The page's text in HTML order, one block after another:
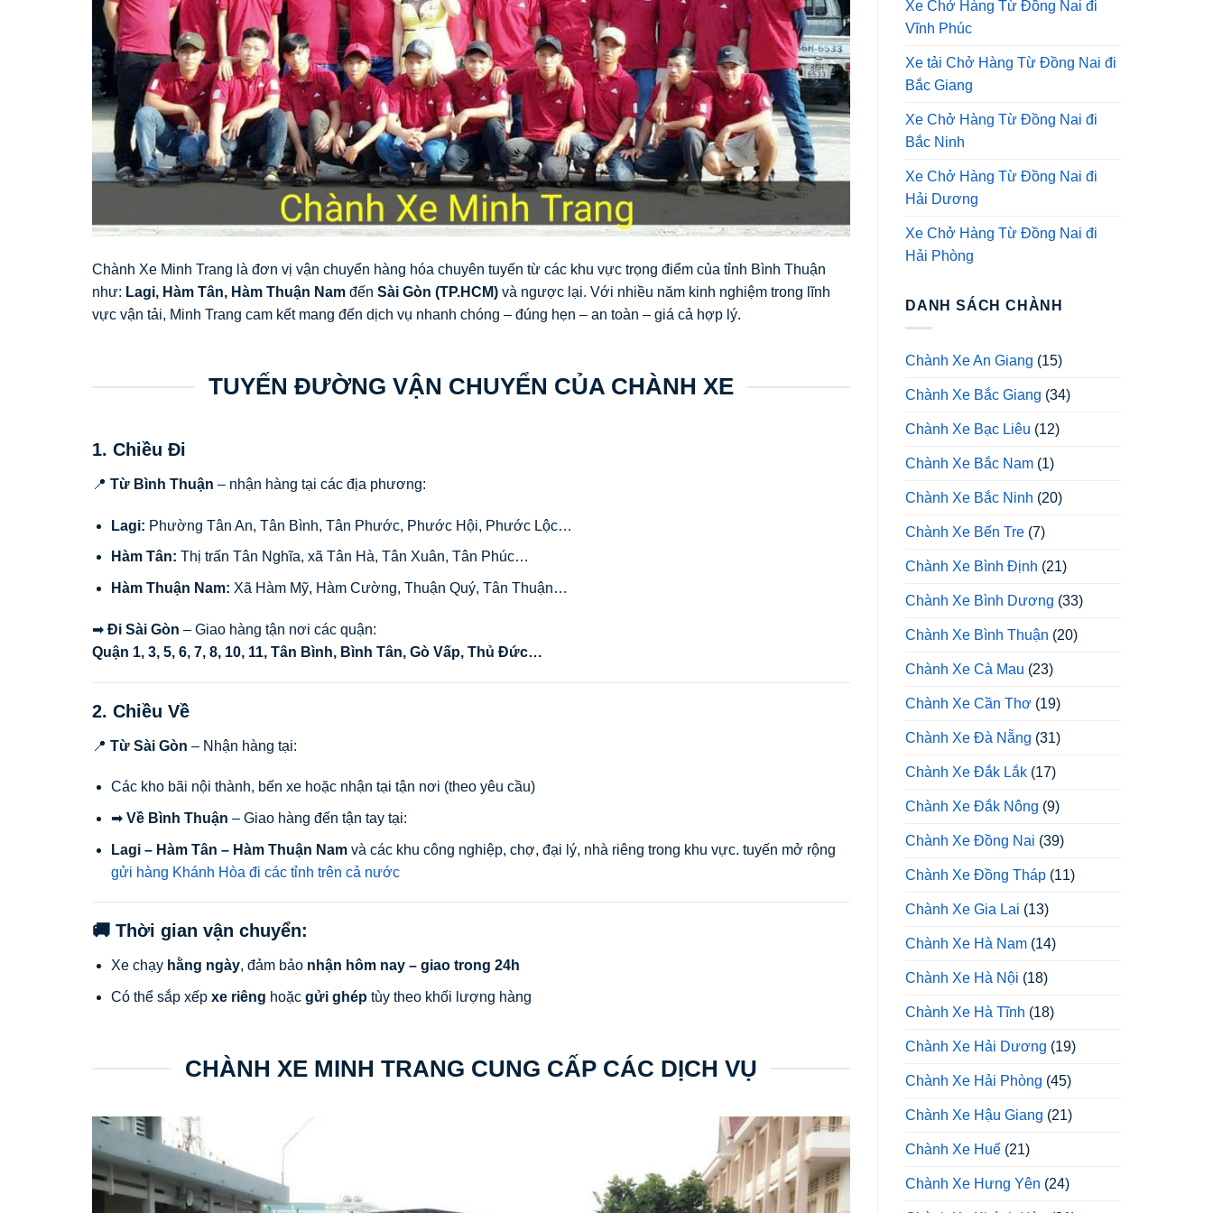
Chành Xe Minh Trang là đơn vị vận chuyển hàng hóa chuyên tuyến từ các khu vực trọng điểm của tỉnh Bình Thuận
như: Lagi, Hàm Tân, Hàm Thuận Nam đến Sài Gòn (TP.HCM) và ngược lại. Với nhiều năm kinh nghiệm trong lĩnh
vực vận tải, Minh Trang cam kết mang đến dịch vụ nhanh chóng – đúng hẹn – an toàn – giá cả hợp lý.
TUYẾN ĐƯỜNG VẬN CHUYỂN CỦA CHÀNH XE
1. Chiều Đi
📍 Từ Bình Thuận – nhận hàng tại các địa phương:
Lagi: Phường Tân An, Tân Bình, Tân Phước, Phước Hội, Phước Lộc…
Hàm Tân: Thị trấn Tân Nghĩa, xã Tân Hà, Tân Xuân, Tân Phúc…
Hàm Thuận Nam: Xã Hàm Mỹ, Hàm Cường, Thuận Quý, Tân Thuận…
➡ Đi Sài Gòn – Giao hàng tận nơi các quận:
Quận 1, 3, 5, 6, 7, 8, 10, 11, Tân Bình, Bình Tân, Gò Vấp, Thủ Đức…
2. Chiều Về
📍 Từ Sài Gòn – Nhận hàng tại:
Các kho bãi nội thành, bến xe hoặc nhận tại tận nơi (theo yêu cầu)
➡ Về Bình Thuận – Giao hàng đến tận tay tại:
Lagi – Hàm Tân – Hàm Thuận Namvà các khu công nghiệp, chợ, đại lý, nhà riêng trong khu vực. tuyến mở rộng
gửi hàng Khánh Hòa đi các tỉnh trên cả nước
🚚 Thời gian vận chuyển:
Xe chạy hằng ngày, đảm bảo nhận hôm nay – giao trong 24h
Có thể sắp xếp xe riêng hoặc gửi ghéptùy theo khối lượng hàng
CHÀNH XE MINH TRANG CUNG CẤP CÁC DỊCH VỤ
Xe Chở Hàng Từ Đồng Nai đi
Vĩnh Phúc
Xe tải Chở Hàng Từ Đồng Nai đi
Bắc Giang
Xe Chở Hàng Từ Đồng Nai đi
Bắc Ninh
Xe Chở Hàng Từ Đồng Nai đi
Hải Dương
Xe Chở Hàng Từ Đồng Nai đi
Hải Phòng
DANH SÁCH CHÀNH
Chành Xe An Giang (15)
Chành Xe Bắc Giang (34)
Chành Xe Bạc Liêu (12)
Chành Xe Bắc Nam (1)
Chành Xe Bắc Ninh (20)
Chành Xe Bến Tre (7)
Chành Xe Bình Định (21)
Chành Xe Bình Dương (33)
Chành Xe Bình Thuận (20)
Chành Xe Cà Mau (23)
Chành Xe Cần Thơ (19)
Chành Xe Đà Nẵng (31)
Chành Xe Đắk Lắk (17)
Chành Xe Đắk Nông (9)
Chành Xe Đồng Nai (39)
Chành Xe Đồng Tháp (11)
Chành Xe Gia Lai (13)
Chành Xe Hà Nam (14)
Chành Xe Hà Nội (18)
Chành Xe Hà Tĩnh (18)
Chành Xe Hải Dương (19)
Chành Xe Hải Phòng (45)
Chành Xe Hậu Giang (21)
Chành Xe Huế (21)
Chành Xe Hưng Yên (24)